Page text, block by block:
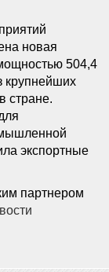
новая
504,4
крупнейших
стране.
экспортные
партнером